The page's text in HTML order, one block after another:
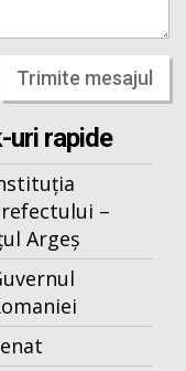
Trimite mesajul
uri rapide
–
Argeș